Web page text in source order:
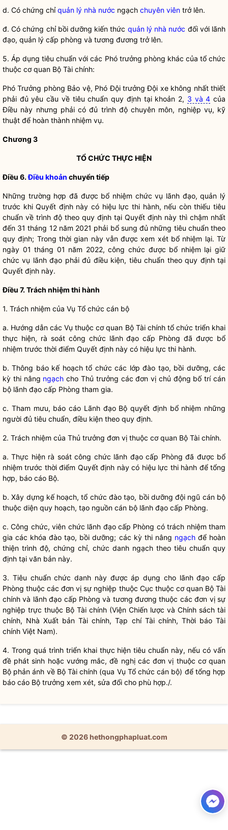
d. Có chứng chỉquản lý nhà nước ngạch chuyên viên trở lên.
đ. Có chứng chỉ bồi dưỡng kiến thức quản lý nhà nước đối với lãnh
đạo, quản lý cấp phòng và tương đương trở lên.
5. Áp dụng tiêu chuẩn với các Phó trưởng phòng khác của tổ chức
thuộc cơ quan Bộ Tài chính:
Phó Trưởng phòng Bảo vệ, Phó Đội trưởng Đội xe không nhất thiết
phải đủ yêu cầu về tiêu chuẩn quy định tại khoản 2, 3 và 4 của
Điều này nhưng phải có đủ trình độ chuyên môn, nghiệp vụ, kỹ
thuật để hoàn thành nhiệm vụ.
Chương 3
TỔ CHỨC THỰC HIỆN
Điều 6.Điều khoản chuyển tiếp
Những trường hợp đã được bổ nhiệm chức vụ lãnh đạo, quản lý
trước khi Quyết định này có hiệu lực thi hành, nếu còn thiếu tiêu
chuẩn về trình độ theo quy định tại Quyết định này thì chậm nhất
đến 31 tháng 12 năm 2021 phải bổ sung đủ những tiêu chuẩn theo
quy định; Trong thời gian này vẫn được xem xét bổ nhiệm lại. Từ
ngày 01 tháng 01 năm 2022, công chức được bổ nhiệm lại giữ
chức vụ lãnh đạo phải đủ điều kiện, tiêu chuẩn theo quy định tại
Quyết định này.
Điều 7. Trách nhiệm thi hành
1. Trách nhiệm của Vụ Tổ chức cán bộ
a. Hướng dẫn các Vụ thuộc cơ quan Bộ Tài chính tổ chức triển khai
thực hiện, rà soát công chức lãnh đạo cấp Phòng đã được bổ
nhiệm trước thời điểm Quyết định này có hiệu lực thi hành.
b. Thông báo kế hoạch tổ chức các lớp đào tạo, bồi dưỡng, các
kỳ thi nâng ngạch cho Thủ trưởng các đơn vị chủ động bố trícán
bộ lãnh đạo cấp Phòng tham gia.
c. Tham mưu, báo cáo Lãnh đạo Bộ quyết định bổ nhiệm những
người đủ tiêu chuẩn, điều kiện theo quy định.
2. Trách nhiệm của Thủ trưởng đơn vị thuộc cơ quan Bộ Tài chính.
a. Thực hiện rà soát công chức lãnh đạo cấp Phòng đã được bổ
nhiệm trước thời điểm Quyết định này có hiệu lực thi hành để tổng
hợp, báo cáo Bộ.
b. Xây dựng kế hoạch, tổ chức đào tạo, bồi dưỡng đội ngũ cán bộ
thuộc diện quy hoạch, tạo nguồn cán bộ lãnh đạo cấp Phòng.
c. Công chức,viên chức lãnh đạo cấp Phòng có trách nhiệm tham
gia các khóa đào tạo, bồi dưỡng; các kỳ thi nâng ngạchđể hoàn
thiện trình độ, chứng chỉ, chức danh ngạch theo tiêu chuẩn quy
định tại văn bản này.
3. Tiêu chuẩn chức danh này được áp dụng cho lãnh đạo cấp
Phòng thuộc các đơn vị sự nghiệp thuộc Cục thuộc cơ quan Bộ Tài
chính và lãnh đạo cấp Phòng và tương đương thuộc các đơn vị sự
nghiệp trực thuộc Bộ Tài chính (Viện Chiến lược và Chính sách tài
chính, Nhà Xuất bản Tài chính, Tạp chí Tài chính, Thời báo Tài
chính Việt Nam).
4. Trong quá trình triển khai thực hiện tiêu chuẩn này, nếu có vấn
đề phát sinh hoặc vướng mắc, đề nghị các đơn vị thuộc cơ quan
Bộ phản ánh về Bộ Tài chính (qua Vụ Tổ chứccán bộ) để tổng hợp
báo cáo Bộ trưởng xem xét, sửa đổi cho phù hợp./.
© 2026 hethongphapluat.com